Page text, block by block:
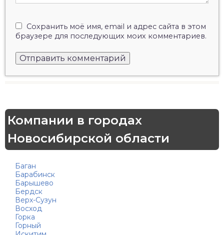
Сохранить моё имя, email и адрес сайта в этом
браузере для последующих моих комментариев.
Компании в городах
Новосибирской области
Баган
Барабинск
Барышево
Бердск
Верх-Сузун
Восход
Горка
Горный